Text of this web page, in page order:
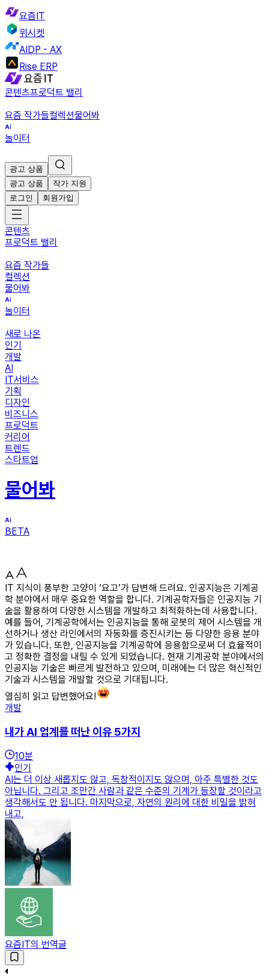
요즘IT
위시켓
AIDP - AX
Rise ERP
콘텐츠프로덕트 밸리
요즘 작가들컬렉션물어봐
놀이터
광고 상품
광고 상품
작가 지원
로그인
회원가입
콘텐츠
프로덕트 밸리
요즘 작가들
컬렉션
물어봐
놀이터
새로 나온
인기
개발
AI
IT서비스
기획
디자인
비즈니스
프로덕트
커리어
트렌드
스타트업
물어봐
BETA
IT 지식이 풍부한 고양이 ‘요고’가 답변해 드려요. 인공지능은 기계공
학 분야에서 매우 중요한 역할을 합니다. 기계공학자들은 인공지능 기
술을 활용하여 다양한 시스템을 개발하고 최적화하는데 사용합니다.
예를 들어, 기계공학에서는 인공지능을 통해 로봇의 제어 시스템을 개
선하거나 생산 라인에서의 자동화를 증진시키는 등 다양한 응용 분야
가 있습니다. 또한, 인공지능을 기계공학에 응용함으로써 더 효율적이
고 정확한 결정을 내릴 수 있게 되었습니다. 현재 기계공학 분야에서의
인공지능 기술은 빠르게 발전하고 있으며, 미래에는 더 많은 혁신적인
기술과 시스템을 개발할 것으로 기대됩니다.
열심히 읽고 답변했어요!
개발
내가 AI 업계를 떠난 이유 5가지
10분
인기
AI는 더 이상 새롭지도 않고, 독창적이지도 않으며, 아주 특별한 것도
아닙니다. 그리고 조만간 사람과 같은 수준의 기계가 등장할 것이라고
생각해서도 안 됩니다. 마지막으로, 자연의 원리에 대한 비밀을 밝혀
내고,
요즘IT의 번역글